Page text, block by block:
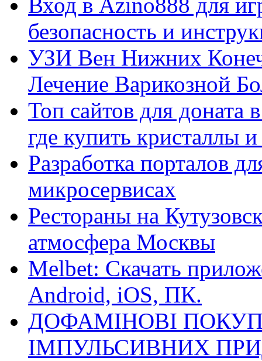
безопасность и
УЗИ Вен Нижних
Лечение Варикозной
Топ сайтов для
где купить кристаллы
Разработка порталов
микросервисах
Рестораны на
атмосфера Москвы
Melbet: Скачать
Android, iOS, ПК.
ДОФАМІНОВІ
ІМПУЛЬСИВНИХ